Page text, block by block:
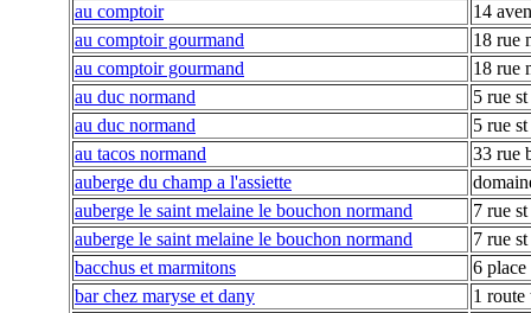
au comptoir
14
au comptoir gourmand
18 rue
au comptoir gourmand
18 rue
au duc normand
5 rue
au duc normand
5 rue
au tacos normand
33 rue
auberge du champ a l'assiette
auberge le saint melaine le bouchon normand
7 rue
auberge le saint melaine le bouchon normand
7 rue
bacchus et marmitons
6
bar chez maryse et dany
1 route